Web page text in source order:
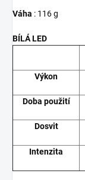
Váha : 116 g
BÍLÁ LED
Výkon
Doba použití
Dosvit
Intenzita